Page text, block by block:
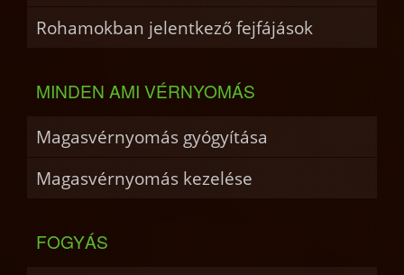
Rohamokban jelentkező fejfájások
MINDEN AMI VÉRNYOMÁS
Magasvérnyomás gyógyítása
Magasvérnyomás kezelése
FOGYÁS